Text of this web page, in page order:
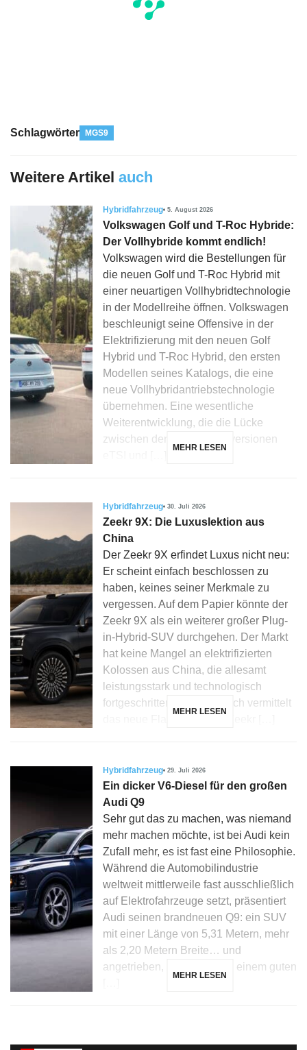
Schlagwörter MGS9
Weitere Artikel auch
Hybridfahrzeug 5. August 2026
Volkswagen Golf und T-Roc Hybride:
Der Vollhybride kommt endlich!
Volkswagen wird die Bestellungen für
die neuen Golf und T-Roc Hybrid mit
einer neuartigen Vollhybridtechnologie
in der Modellreihe öffnen. Volkswagen
beschleunigt seine Offensive in der
Elektrifizierung mit den neuen Golf
Hybrid und T-Roc Hybrid, den ersten
Modellen seines Katalogs, die eine
neue Vollhybridantriebstechnologie
übernehmen. Eine wesentliche
Weiterentwicklung, die die Lücke
zwischen den Mikrohybridversionen
MEHR LESEN
Hybridfahrzeug 30. Juli 2026
Zeekr 9X: Die Luxuslektion aus
China
Der Zeekr 9X erfindet Luxus nicht neu:
Er scheint einfach beschlossen zu
haben, keines seiner Merkmale zu
vergessen. Auf dem Papier könnte der
Zeekr 9X als ein weiterer großer Plug-
in-Hybrid-SUV durchgehen. Der Markt
hat keine Mangel an elektrifizierten
Kolossen aus China, die allesamt
leistungsstark und technologisch
fortgeschritten sind. Dennoch vermittelt
MEHR LESEN
Hybridfahrzeug 29. Juli 2026
Ein dicker V6-Diesel für den großen
Audi Q9
Sehr gut das zu machen, was niemand
mehr machen möchte, ist bei Audi kein
Zufall mehr, es ist fast eine Philosophie.
Während die Automobilindustrie
weltweit mittlerweile fast ausschließlich
auf Elektrofahrzeuge setzt, präsentiert
Audi seinen brandneuen Q9: ein SUV
mit einer Länge von 5,31 Metern, mehr
als 2,20 Metern Breite… und
angetrieben, zunächst, von einem guten
MEHR LESEN